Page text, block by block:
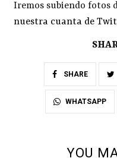
Iremos subiendo fotos
nuestra cuanta de
SHARE
WHATSAPP
YOU